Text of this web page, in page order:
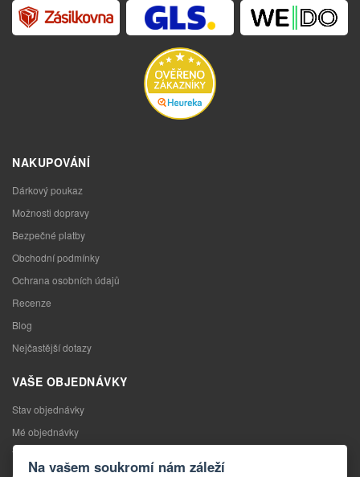
NAKUPOVÁNÍ
Dárkový poukaz
Možnosti dopravy
Bezpečné platby
Obchodní podmínky
Ochrana osobních údajů
Recenze
Blog
Nejčastější dotazy
VAŠE OBJEDNÁVKY
Stav objednávky
Mé objednávky
Výměna zboží
Na vašem soukromí nám záleží